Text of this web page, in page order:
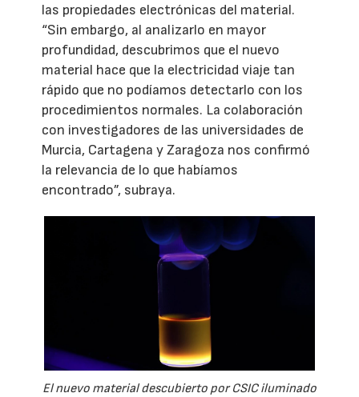
las propiedades electrónicas del material.
“Sin embargo, al analizarlo en mayor
profundidad, descubrimos que el nuevo
material hace que la electricidad viaje tan
rápido que no podíamos detectarlo con los
procedimientos normales. La colaboración
con investigadores de las universidades de
Murcia, Cartagena y Zaragoza nos confirmó
la relevancia de lo que habíamos
encontrado”, subraya.
El nuevo material descubierto por CSIC iluminado